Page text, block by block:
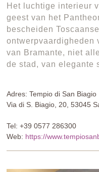
Het luchtige interieur
geest van het
bescheiden
ontwerpvaardigheden
van Bramante, niet
de stad, van elegante
Adres: Tempio di San Biagio
Via di S. Biagio, 20, 53045
Tel: +39 0577 286300
Web: https://